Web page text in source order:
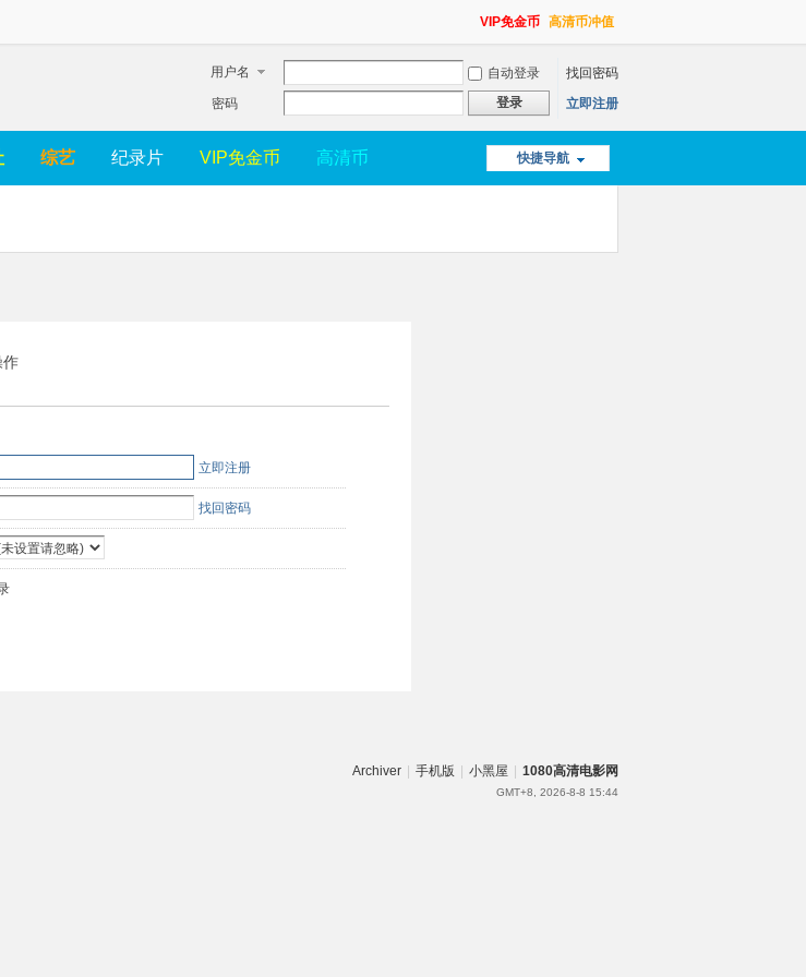
VIP免金币 高清币冲值
用户名 自动登录
找回密码
密码
登录 立即注册
快捷导航
综艺 纪录片 VIP免金币 高清币
作
立即注册
找回密码
Archiver 手机版 小黑屋 1080高清电影网
GMT+8, 2026-8-8 15:44